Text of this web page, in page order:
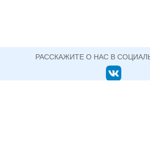
РАССКАЖИТЕ О НАС В